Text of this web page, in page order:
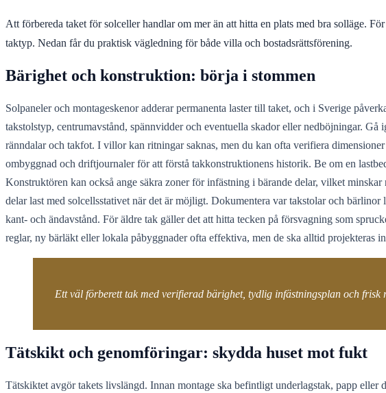
Att förbereda taket för solceller handlar om mer än att hitta en plats med bra solläge.
taktyp. Nedan får du praktisk vägledning för både villa och bostadsrättsförening.
Bärighet och konstruktion: börja i stommen
Solpaneler och montageskenor adderar permanenta laster till taket, och i Sverige
takstolstyp, centrumavstånd, spännvidder och eventuella skador eller nedböjningar.
ränndalar och takfot. I villor kan ritningar saknas, men du kan ofta verifiera
ombyggnad och driftjournaler för att förstå takkonstruktionens historik. Be om en
Konstruktören kan också ange säkra zoner för infästning i bärande delar, vilket
delar last med solcellsstativet när det är möjligt. Dokumentera var takstolar och
kant- och ändavstånd. För äldre tak gäller det att hitta tecken på försvagning som
reglar, ny bärläkt eller lokala påbyggnader ofta effektiva, men de ska alltid projekteras
Ett väl förberett tak med verifierad bärighet, tydlig infästningsplan och
Tätskikt och genomföringar: skydda huset mot fukt
Tätskiktet avgör takets livslängd. Innan montage ska befintligt underlagstak, papp